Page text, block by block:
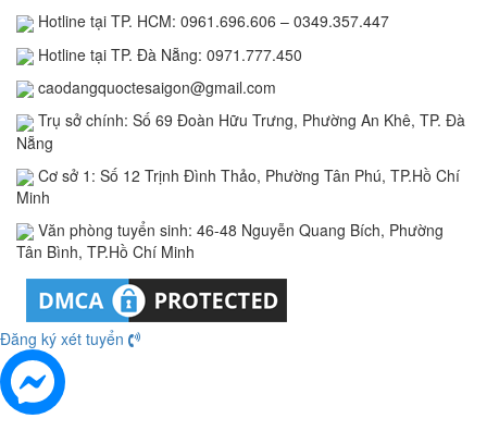
Hotline tại TP. HCM: 0961.696.606 – 0349.357.447
Hotline tại TP. Đà Nẵng: 0971.777.450
caodangquoctesaigon@gmail.com
Trụ sở chính: Số 69 Đoàn Hữu Trưng, Phường An Khê, TP. Đà
Nẵng
Cơ sở 1: Số 12 Trịnh Đình Thảo, Phường Tân Phú, TP.Hồ Chí
Minh
Văn phòng tuyển sinh: 46-48 Nguyễn Quang Bích, Phường
Tân Bình, TP.Hồ Chí Minh
Đăng ký xét tuyển